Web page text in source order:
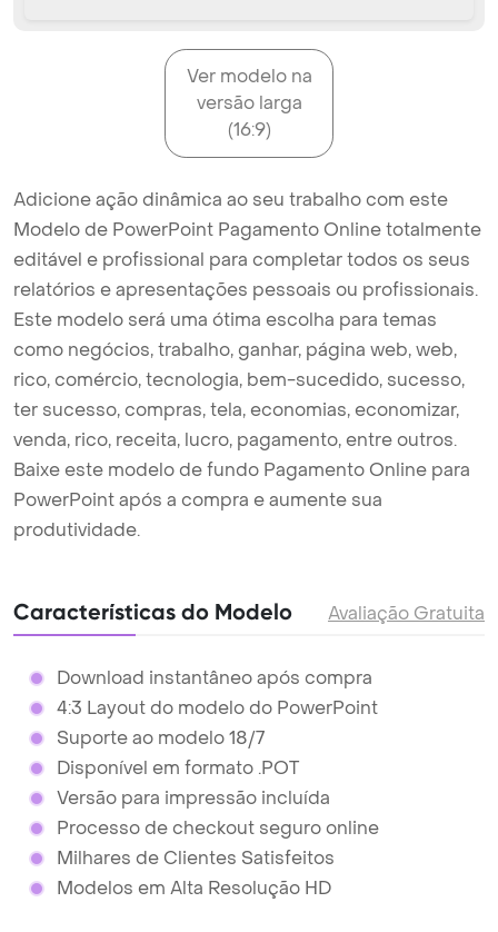
Ver modelo na
versão larga
(16:9)
Adicione ação dinâmica ao seu trabalho com este
Modelo de PowerPoint Pagamento Online totalmente
editável e profissional para completar todos os seus
relatórios e apresentações pessoais ou profissionais.
Este modelo será uma ótima escolha para temas
como negócios, trabalho, ganhar, página web, web,
rico, comércio, tecnologia, bem-sucedido, sucesso,
ter sucesso, compras, tela, economias, economizar,
venda, rico, receita, lucro, pagamento, entre outros.
Baixe este modelo de fundo Pagamento Online para
PowerPoint após a compra e aumente sua
produtividade.
Características do Modelo Avaliação Gratuita
Download instantâneo após compra
4:3 Layout do modelo do PowerPoint
Suporte ao modelo 18/7
Disponível em formato .POT
Versão para impressão incluída
Processo de checkout seguro online
Milhares de Clientes Satisfeitos
Modelos em Alta Resolução HD